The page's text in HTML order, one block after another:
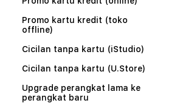
Promo kartu kredit (toko
offline)
Cicilan tanpa kartu (iStudio)
Cicilan tanpa kartu (U.Store)
Upgrade perangkat lama ke
perangkat baru